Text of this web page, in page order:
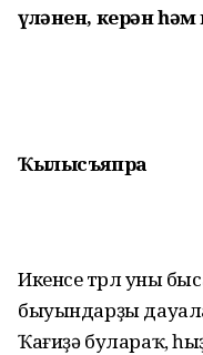
үләнен, керән һәм
Ҡылысъяпраҡ
Икенсе төрлө уны
быуындарҙы
Ҡағиҙә булараҡ,